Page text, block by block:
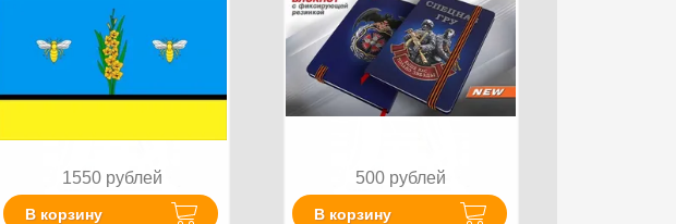
1550 рублей
В корзину
500 рублей
В корзину